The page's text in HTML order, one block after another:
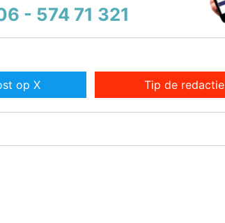
- 574 71 321
op X Tip de redactie